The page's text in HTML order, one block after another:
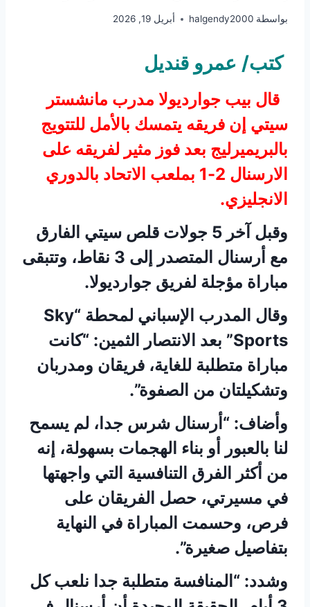
بواسطة halgendy2000 أبريل 19, 2026
كتب/ عمرو قنديل
قال بيب جوارديولا مدرب مانشستر
سيتي إن فريقه يتمسك بالأمل للتتويج
بالبريميرليج بعد فوز مثير لفريقه على
الارسنال 2-1 بملعب الاتحاد بالدوري
الانجليزي.
وقبل آخر 5 جولات قلص سيتي الفارق
مع أرسنال المتصدر إلى 3 نقاط، وتتبقى
مباراة مؤجلة لفريق جوارديولا.
وقال المدرب الإسباني لمحطة “Sky
Sports” بعد الانتصار الثمين: “كانت
مباراة متطلبة للغاية، فريقان ومدربان
وتشكيلتان من الصفوة”.
وأضاف: “أرسنال شرس جدا، لم يسمح
لنا بالعبور أو بناء الهجمات بسهولة، إنه
من أكثر الفرق التنافسية التي واجهتها
في مسيرتي، حصل الفريقان على
فرص، وحسمت المباراة في النهاية
بتفاصيل صغيرة”.
وشدد: “المنافسة متطلبة جدا نلعب كل